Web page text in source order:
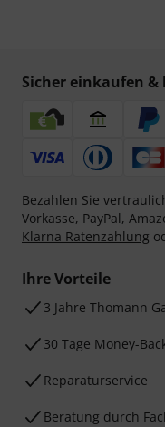
Sicher einkaufen &
Bezahlen Sie
Vorkasse, PayPal,
Klarna Ratenzahlung
Ihre Vorteile
3 Jahre Thomann
30 Tage Money-
Reparaturservice
Beratung durch